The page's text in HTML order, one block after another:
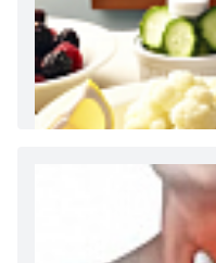
Как и сколько